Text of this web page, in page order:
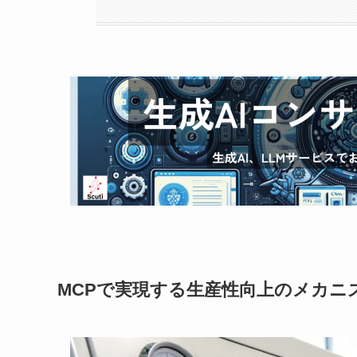
MCPで実現する生産性向上のメカニ